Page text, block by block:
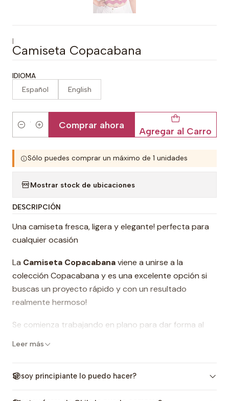
|
Camiseta Copacabana
IDIOMA
Español English
Cantidad Agregar al Carro
Comprar ahora
Sólo puedes comprar un máximo de 1 unidades
Mostrar stock de ubicaciones
DESCRIPCIÓN
Una camiseta fresca, ligera y elegante! perfecta para
cualquier ocasión
La Camiseta Copacabanaviene a unirse a la
colección Copacabana y es una excelente opción si
buscas un proyecto rápido y con un resultado
realmente hermoso!
Se comienza trabajando en plano para dar forma al
trabaja en una sola pieza y no incluye costuras. Al final
se añaden los tirantes que se tejen sobre la camiseta
terminada.
Leer más
Si soy principiante lo puedo hacer?